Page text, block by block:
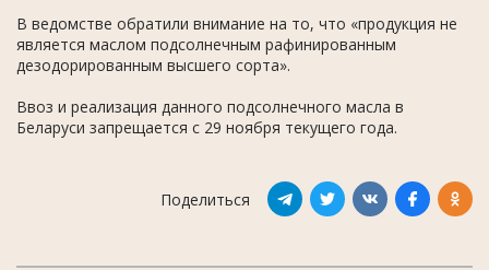
В ведомстве обратили внимание на то, что «продукция не
является маслом подсолнечным рафинированным
дезодорированным высшего сорта».
Ввоз и реализация данного подсолнечного масла в
Беларуси запрещается с 29 ноября текущего года.
Поделиться